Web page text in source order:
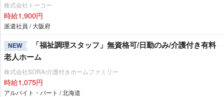
株式会社トーコー
時給1,900円
派遣社員 / 大阪府
NEW
「福祉調理スタッフ」無資格可/日勤のみ/介護付き有料
老人ホーム
株式会社SORA/介護付きホームファミリー
時給1,075円
アルバイト・パート / 北海道